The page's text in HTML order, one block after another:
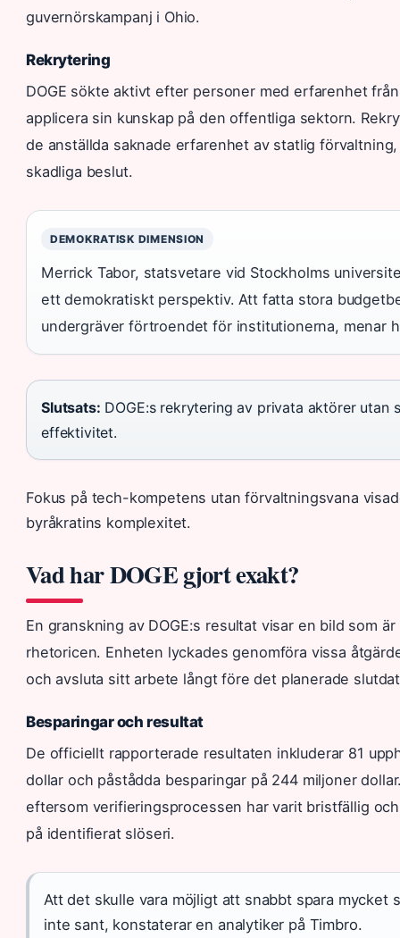
guvernörskampanj i Ohio.
Rekrytering
DOGE sökte aktivt efter personer med erfarenhet
applicera sin kunskap på den offentliga sektorn.
de anställda saknade erfarenhet av statlig
skadliga beslut.
DEMOKRATISK DIMENSION
Merrick Tabor, statsvetare vid Stockholms
ett demokratiskt perspektiv. Att fatta stora
undergräver förtroendet för institutionerna, menar
Slutsats: DOGE:s rekrytering av privata aktörer
effektivitet.
Fokus på tech-kompetens utan förvaltningsvana
byråkratins komplexitet.
Vad har DOGE gjort exakt?
En granskning av DOGE:s resultat visar en bild som
rhetoricen. Enheten lyckades genomföra vissa
och avsluta sitt arbete långt före det planerade
Besparingar och resultat
De officiellt rapporterade resultaten inkluderar 81
dollar och påstådda besparingar på 244 miljoner
eftersom verifieringsprocessen har varit bristfällig
på identifierat slöseri.
Att det skulle vara möjligt att snabbt spara mycket
inte sant, konstaterar en analytiker på Timbro.